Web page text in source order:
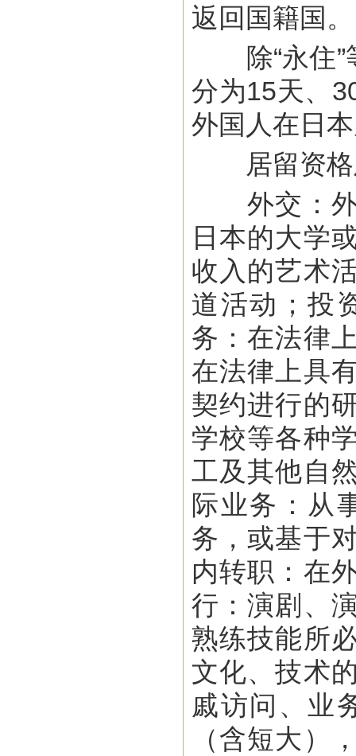
返回国籍国。
除“永住”
分为15天、
外国人在日
居留资格
外交：外
日本的大学
收入的艺术
道活动；投
务：在法律
在法律上具
契约进行的
学校等各种
工及其他自
际业务：从
务，或基于
内转职：在
行：演剧、
熟练技能所
文化、技术
戚访问、业
（含短大）